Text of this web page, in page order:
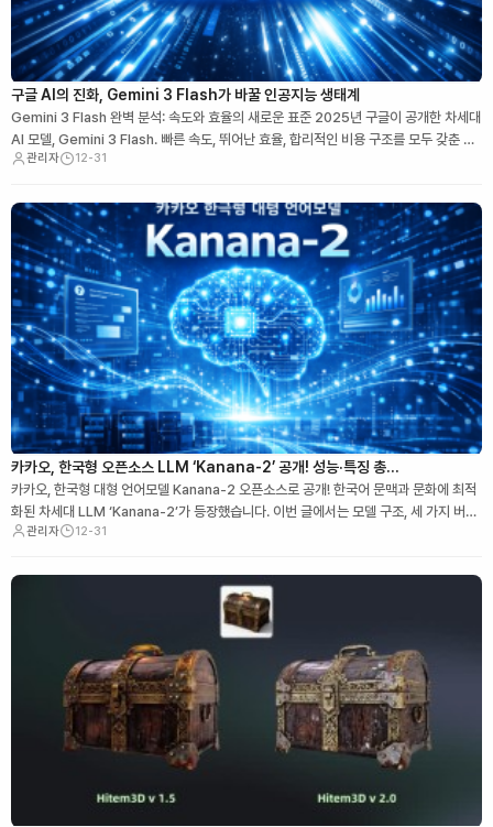
구글 AI의 진화, Gemini 3 Flash가 바꿀 인공지능 생태계
Gemini 3 Flash 완벽 분석: 속도와 효율의 새로운 표준 2025년 구글이 공개한 차세대
AI 모델, Gemini 3 Flash. 빠른 속도, 뛰어난 효율, 합리적인 비용 구조를 모두 갖춘 모
델로 업계를 놀라게 했습니다. 이 글에서는 Gemini 3 Flash…
관리자 12-31
카카오, 한국형 오픈소스 LLM ‘Kanana-2’ 공개! 성능·특징 총…
카카오, 한국형 대형 언어모델 Kanana-2 오픈소스로 공개! 한국어 문맥과 문화에 최적
화된 차세대 LLM ‘Kanana-2’가 등장했습니다. 이번 글에서는 모델 구조, 세 가지 버전
(Base·Instruct·Thinking), 주요 기술과 활용법, 그리고 한국형 A…
관리자 12-31